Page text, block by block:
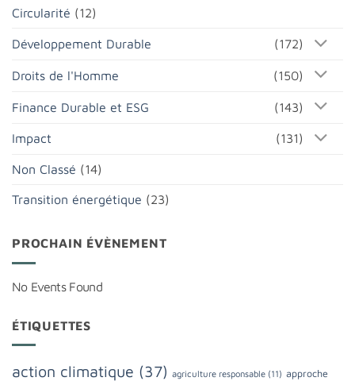
Circularité (12)
Développement Durable (172)
Droits de l'Homme (150)
Finance Durable et ESG (143)
Impact (131)
Non Classé (14)
Transition énergétique (23)
PROCHAIN ÉVÈNEMENT
No Events Found
ÉTIQUETTES
action climatique (37) agriculture responsable (11) approche